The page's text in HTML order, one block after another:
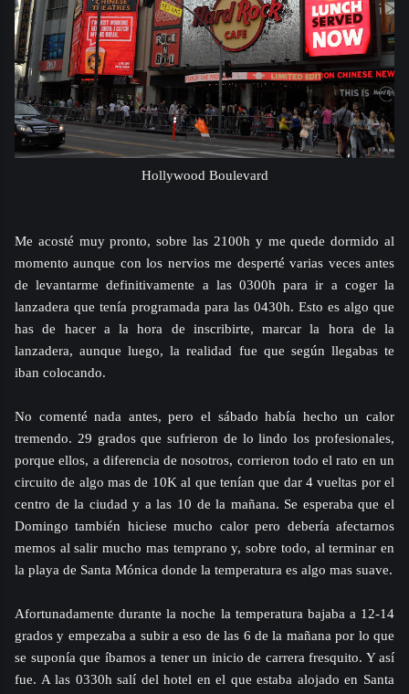
Hollywood Boulevard
Me acosté muy pronto, sobre las 2100h y me quede dormido al
momento aunque con los nervios me desperté varias veces antes
de levantarme definitivamente a las 0300h para ir a coger la
lanzadera que tenía programada para las 0430h. Esto es algo que
has de hacer a la hora de inscribirte, marcar la hora de la
lanzadera, aunque luego, la realidad fue que según llegabas te
iban colocando.
No comenté nada antes, pero el sábado había hecho un calor
tremendo. 29 grados que sufrieron de lo lindo los profesionales,
porque ellos, a diferencia de nosotros, corrieron todo el rato en un
circuito de algo mas de 10K al que tenían que dar 4 vueltas por el
centro de la ciudad y a las 10 de la mañana. Se esperaba que el
Domingo también hiciese mucho calor pero debería afectarnos
memos al salir mucho mas temprano y, sobre todo, al terminar en
la playa de Santa Mónica donde la temperatura es algo mas suave.
Afortunadamente durante la noche la temperatura bajaba a 12-14
grados y empezaba a subir a eso de las 6 de la mañana por lo que
se suponía que íbamos a tener un inicio de carrera fresquito. Y así
fue. A las 0330h salí del hotel en el que estaba alojado en Santa